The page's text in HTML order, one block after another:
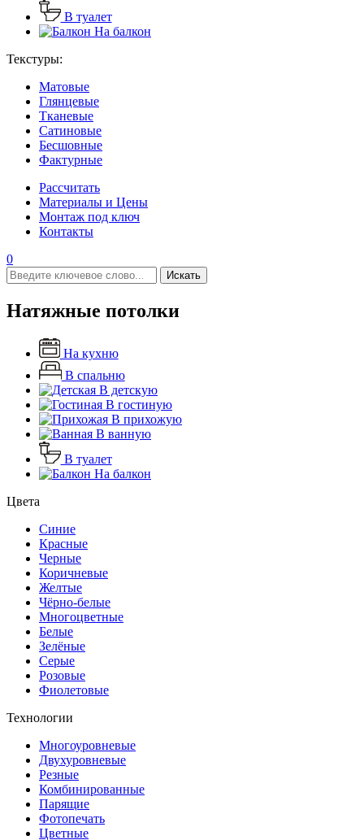
В туалет
На балкон
Текстуры:
Матовые
Глянцевые
Тканевые
Сатиновые
Бесшовные
Фактурные
Рассчитать
Материалы и Цены
Монтаж под ключ
Контакты
0
Искать
Натяжные потолки
На кухню
В спальню
В детскую
В гостиную
В прихожую
В ванную
В туалет
На балкон
Цвета
Синие
Красные
Черные
Коричневые
Желтые
Чёрно-белые
Многоцветные
Белые
Зелёные
Серые
Розовые
Фиолетовые
Технологии
Многоуровневые
Двухуровневые
Резные
Комбинированные
Парящие
Фотопечать
Цветные